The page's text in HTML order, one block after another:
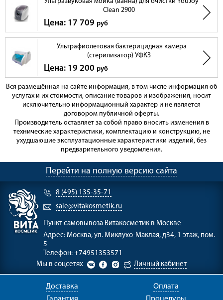
Clean 2900
Цена: 17 709 руб
Ультрафиолетовая бактерицидная камера
(стерилизатор) УФКЗ
Цена: 19 200 руб
Вся размещённая на сайте информация, в том числе информация об
услугах и их стоимости, описание товаров и изображения, носит
исключительно информационный характер и не является
договором публичной оферты.
Производитель оставляет за собой право вносить изменения в
технические характеристики, комплектацию и конструкцию, не
ухудшающие эксплуатационные характеристики изделий, без
предварительного уведомления.
Перейти на полную версию сайта
8 (495) 135-35-71
sale@vitakosmetik.ru
Пункт самовывоза Витакосметик в Москве
Адрес: Москва, ул. Миклухо-Маклая, д34, 1 этаж, пом.
5
Телефон: +74951353571
Мы в соцсетях
Личный кабинет
Доставка
Оплата